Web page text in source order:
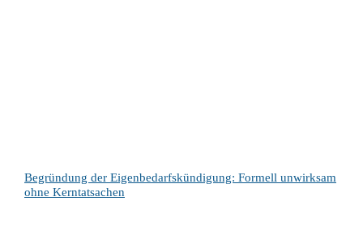
Begründung der Eigenbedarfskündigung: Formell unwirksam
ohne Kerntatsachen